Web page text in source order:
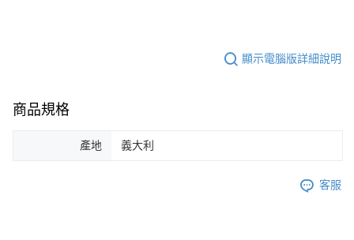
顯示電腦版詳細說明
商品規格
產地 義大利
客服